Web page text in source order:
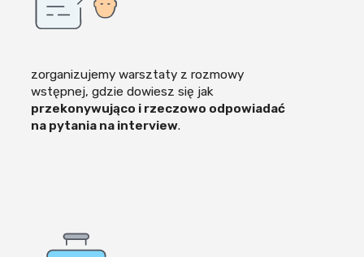
zorganizujemy warsztaty z rozmowy
wstępnej, gdzie dowiesz się jak
przekonywująco i rzeczowo odpowiadać
na pytania na interview.